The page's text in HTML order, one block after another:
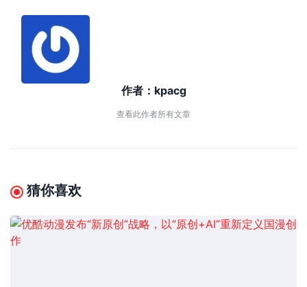
作者： kpacg
查看此作者所有文章
猜你喜欢